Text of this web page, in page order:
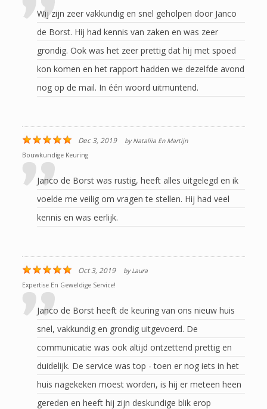
Wij zijn zeer vakkundig en snel geholpen door Janco
de Borst. Hij had kennis van zaken en was zeer
grondig. Ook was het zeer prettig dat hij met spoed
kon komen en het rapport hadden we dezelfde avond
nog op de mail. In één woord uitmuntend.
Dec 3, 2019 byNataliia En Martijn
Bouwkundige Keuring
Janco de Borst was rustig, heeft alles uitgelegd en ik
voelde me veilig om vragen te stellen. Hij had veel
kennis en was eerlijk.
Oct 3, 2019 byLaura
Expertise En Geweldige Service!
Janco de Borst heeft de keuring van ons nieuw huis
snel, vakkundig en grondig uitgevoerd. De
communicatie was ook altijd ontzettend prettig en
duidelijk. De service was top - toen er nog iets in het
huis nagekeken moest worden, is hij er meteen heen
gereden en heeft hij zijn deskundige blik erop